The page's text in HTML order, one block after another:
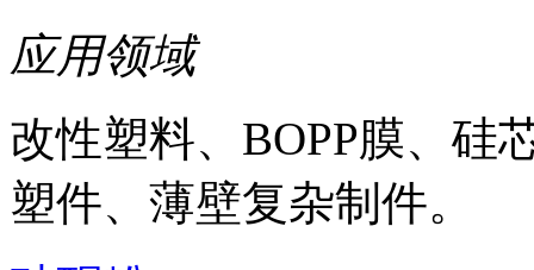
应用领域
改性塑料、BOPP膜、硅
塑件、薄壁复杂制件。